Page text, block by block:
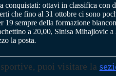
ottavi in classifica
che fino al 31 ottobre ci sono
sempre della formazione
a 20,00, Sinisa Mihajlovic
la posta.
puoi visitare la